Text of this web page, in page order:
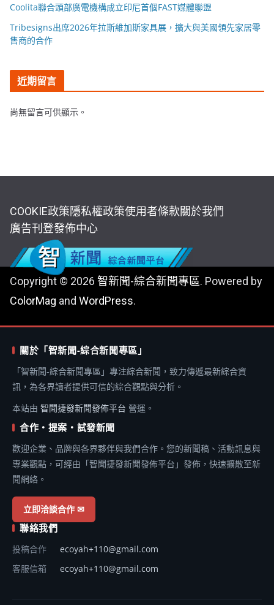
Coolita聯合頭部廣電機構成立印尼首個FAST媒體聯盟
Tribesigns出席2026年拉斯維加斯家具展，擴大與美國領先家居零
售商的合作
近期留言
尚無留言可供顯示。
COOKIE政策隱私權政策使用者條款關於我們
廣告刊登發佈中心
Copyright © 2026 智新聞-綜合新聞專區. Powered by
ColorMag and WordPress.
關於「智新聞-綜合新聞專區」
「智新聞-綜合新聞專區」專注綜合新聞，致力傳遞最新綜合資
訊，為各界讀者提供可信的綜合觀點與分析。
本站由 智聞捷發新聞發佈平台 營運。
合作・提案・試發新聞
歡迎企業、品牌與各界夥伴與我們合作。您的新聞稿、活動訊息與
專業觀點，可經由「智聞捷發新聞發佈平台」發佈，快速擴散至新
聞網絡。
立即洽談合作 ✉
聯絡我們
投稿合作
ecoyah+110@gmail.com
客服信箱
ecoyah+110@gmail.com